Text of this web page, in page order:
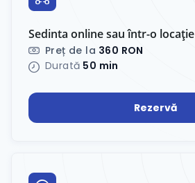
Sedinta online sau într-o
Preț de la 360 RON
Durată 50 min
Rezervă